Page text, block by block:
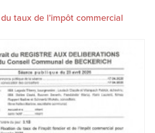
taux de l’impôt commercial